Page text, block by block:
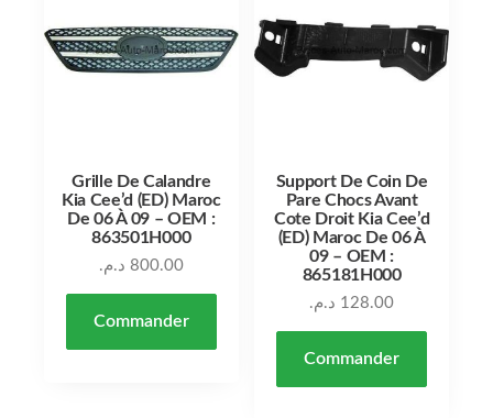
Grille De Calandre
Kia Cee’d (ED) Maroc
De 06 À 09 – OEM :
863501H000
800.00 د.م.
Commander
Support De Coin De
Pare Chocs Avant
Cote Droit Kia Cee’d
(ED) Maroc De 06 À
09 – OEM :
865181H000
128.00 د.م.
Commander